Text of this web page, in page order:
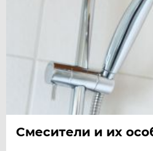
Смесители и их